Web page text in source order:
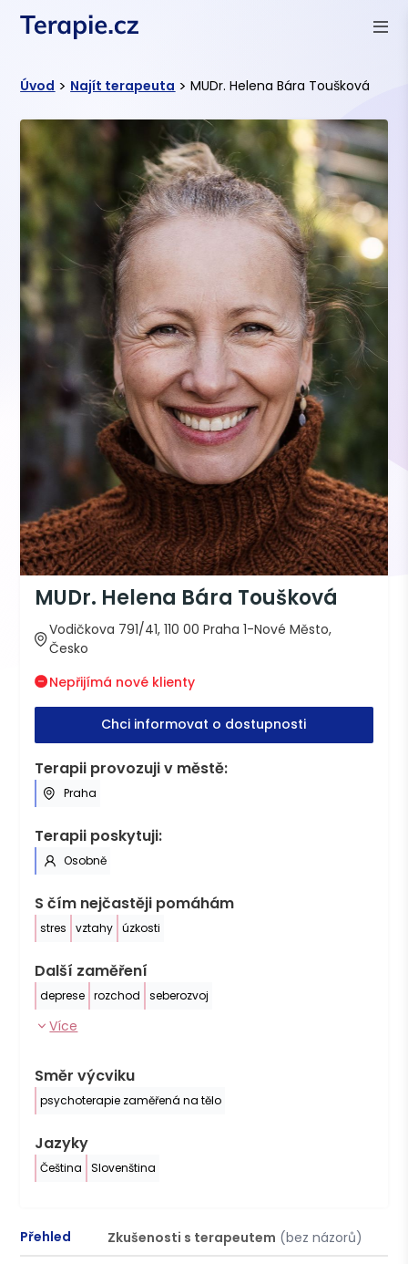
Úvod > Najít terapeuta > MUDr. Helena Bára Toušková
MUDr. Helena Bára Toušková
Vodičkova 791/41, 110 00 Praha 1-Nové Město,
Česko
Nepřijímá nové klienty
Chci informovat o dostupnosti
Terapii provozuji v městě:
Praha
Terapii poskytuji:
Osobně
S čím nejčastěji pomáhám
stres vztahy úzkosti
Další zaměření
deprese rozchod seberozvoj
Více
Směr výcviku
psychoterapie zaměřená na tělo
Jazyky
Čeština Slovenština
Přehled Zkušenosti s terapeutem (bez názorů)